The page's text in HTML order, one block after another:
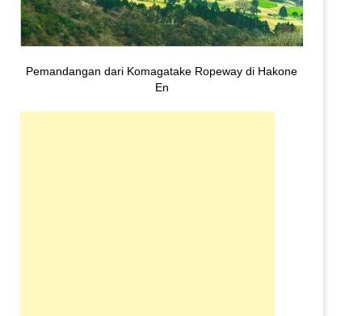
Pemandangan dari Komagatake Ropeway di Hakone
En